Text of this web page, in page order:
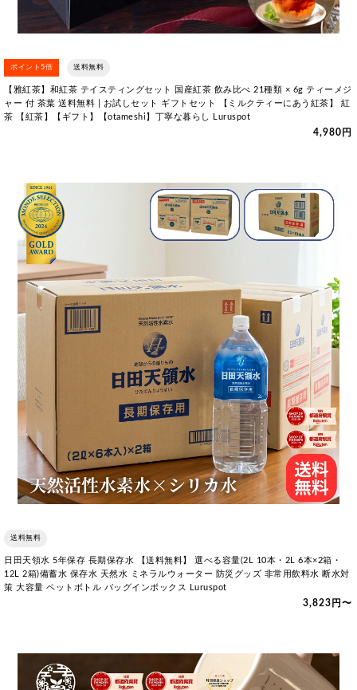
ポイント5倍 送料無料
【雅紅茶】和紅茶 テイスティングセット 国産紅茶 飲み比べ 21種類 × 6g ティーメジ
ャー 付 茶葉 送料無料 | お試しセット ギフトセット 【ミルクティーにあう紅茶】 紅
茶 【紅茶】【ギフト】【otameshi】丁寧な暮らし Luruspot
4,980円
送料無料
日田天領水 5年保存 長期保存水 【送料無料】 選べる容量(2L 10本・2L 6本×2箱・
12L 2箱)備蓄水 保存水 天然水 ミネラルウォーター 防災グッズ 非常用飲料水 断水対
策 大容量 ペットボトル バッグインボックス Luruspot
3,823円〜